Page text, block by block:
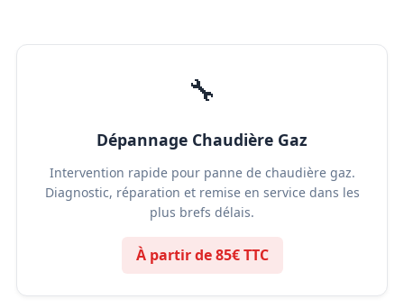
🔧
Dépannage Chaudière Gaz
Intervention rapide pour panne de chaudière gaz.
Diagnostic, réparation et remise en service dans les
plus brefs délais.
À partir de 85€ TTC